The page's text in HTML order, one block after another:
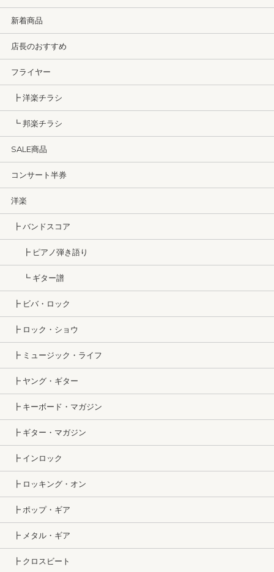
新着商品
店長のおすすめ
フライヤー
┣ 洋楽チラシ
┗ 邦楽チラシ
SALE商品
コンサート半券
洋楽
┣ バンドスコア
┣ ピアノ弾き語り
┗ ギター譜
┣ ビバ・ロック
┣ ロック・ショウ
┣ ミュージック・ライフ
┣ ヤング・ギター
┣ キーボード・マガジン
┣ ギター・マガジン
┣ インロック
┣ ロッキング・オン
┣ ポップ・ギア
┣ メタル・ギア
┣ クロスビート